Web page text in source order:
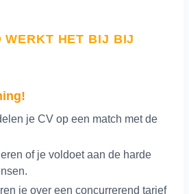
WERKT HET BIJ BIJ
je CV op een match met de
of je voldoet aan de harde
je over een concurrerend tarief